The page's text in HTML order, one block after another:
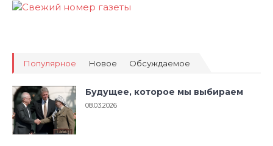
Популярное Новое Обсуждаемое
Будущее, которое мы выбираем
08.03.2026